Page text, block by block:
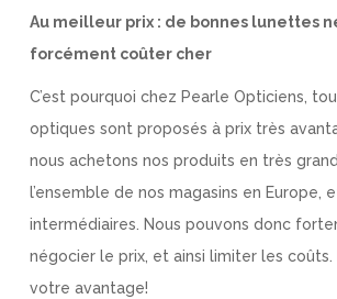
Au meilleur prix : de bonnes lunettes
forcément coûter cher
C’est pourquoi chez Pearle Opticiens,
optiques sont proposés à prix très
nous achetons nos produits en très
l’ensemble de nos magasins en Europe,
intermédiaires. Nous pouvons donc
négocier le prix, et ainsi limiter les coûts.
votre avantage!